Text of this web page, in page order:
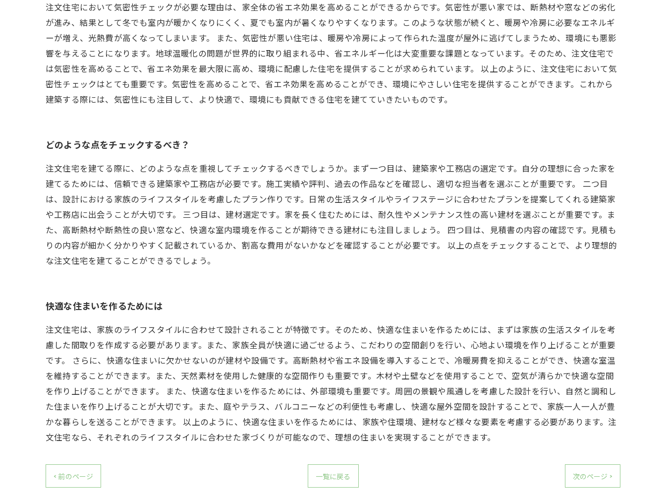
注文住宅において気密性チェックが必要な理由は、家全体の省エネ効果を高めることができるからです。気密性が悪い家では、断熱材や窓などの劣化
が進み、結果として冬でも室内が暖かくなりにくく、夏でも室内が暑くなりやすくなります。このような状態が続くと、暖房や冷房に必要なエネルギ
ーが増え、光熱費が高くなってしまいます。 また、気密性が悪い住宅は、暖房や冷房によって作られた温度が屋外に逃げてしまうため、環境にも悪影
響を与えることになります。地球温暖化の問題が世界的に取り組まれる中、省エネルギー化は大変重要な課題となっています。そのため、注文住宅で
は気密性を高めることで、省エネ効果を最大限に高め、環境に配慮した住宅を提供することが求められています。 以上のように、注文住宅において気
密性チェックはとても重要です。気密性を高めることで、省エネ効果を高めることができ、環境にやさしい住宅を提供することができます。これから
建築する際には、気密性にも注目して、より快適で、環境にも貢献できる住宅を建てていきたいものです。
どのような点をチェックするべき？
注文住宅を建てる際に、どのような点を重視してチェックするべきでしょうか。まず一つ目は、建築家や工務店の選定です。自分の理想に合った家を
建てるためには、信頼できる建築家や工務店が必要です。施工実績や評判、過去の作品などを確認し、適切な担当者を選ぶことが重要です。 二つ目
は、設計における家族のライフスタイルを考慮したプラン作りです。日常の生活スタイルやライフステージに合わせたプランを提案してくれる建築家
や工務店に出会うことが大切です。 三つ目は、建材選定です。家を長く住むためには、耐久性やメンテナンス性の高い建材を選ぶことが重要です。ま
た、高断熱材や断熱性の良い窓など、快適な室内環境を作ることが期待できる建材にも注目しましょう。 四つ目は、見積書の内容の確認です。見積も
りの内容が細かく分かりやすく記載されているか、割高な費用がないかなどを確認することが必要です。 以上の点をチェックすることで、より理想的
な注文住宅を建てることができるでしょう。
快適な住まいを作るためには
注文住宅は、家族のライフスタイルに合わせて設計されることが特徴です。そのため、快適な住まいを作るためには、まずは家族の生活スタイルを考
慮した間取りを作成する必要があります。また、家族全員が快適に過ごせるよう、こだわりの空間創りを行い、心地よい環境を作り上げることが重要
です。 さらに、快適な住まいに欠かせないのが建材や設備です。高断熱材や省エネ設備を導入することで、冷暖房費を抑えることができ、快適な室温
を維持することができます。また、天然素材を使用した健康的な空間作りも重要です。木材や土壁などを使用することで、空気が清らかで快適な空間
を作り上げることができます。 また、快適な住まいを作るためには、外部環境も重要です。周囲の景観や風通しを考慮した設計を行い、自然と調和し
た住まいを作り上げることが大切です。また、庭やテラス、バルコニーなどの利便性も考慮し、快適な屋外空間を設計することで、家族一人一人が豊
かな暮らしを送ることができます。 以上のように、快適な住まいを作るためには、家族や住環境、建材など様々な要素を考慮する必要があります。注
文住宅なら、それぞれのライフスタイルに合わせた家づくりが可能なので、理想の住まいを実現することができます。
< 前のページ 一覧に戻る 次のページ >